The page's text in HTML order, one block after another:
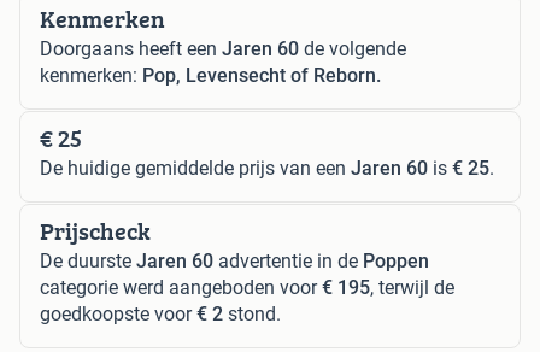
Kenmerken
Doorgaans heeft een Jaren 60 de volgende
kenmerken: Pop, Levensecht of Reborn.
€ 25
De huidige gemiddelde prijs van een Jaren 60 is € 25.
Prijscheck
De duurste Jaren 60 advertentie in de Poppen
categorie werd aangeboden voor€ 195, terwijl de
goedkoopste voor€ 2 stond.